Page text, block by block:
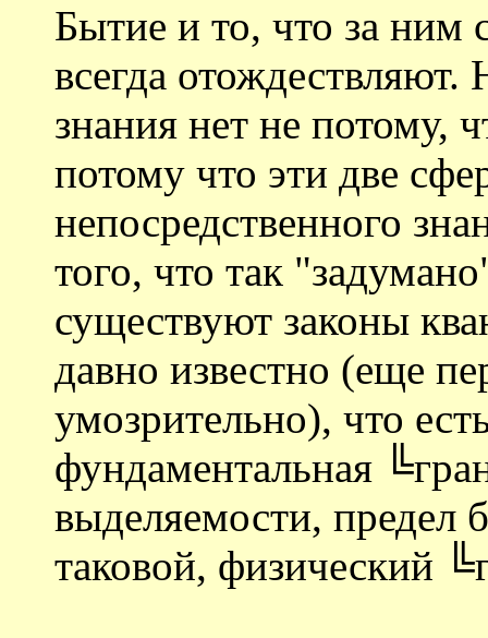
Бытие и то, что за ним
всегда отождествляют.
знания нет не потому,
потому что эти две
непосредственного
того, что так
существуют законы
давно известно (еще
умозрительно), что
фундаментальная
выделяемости, предел
таковой, физический